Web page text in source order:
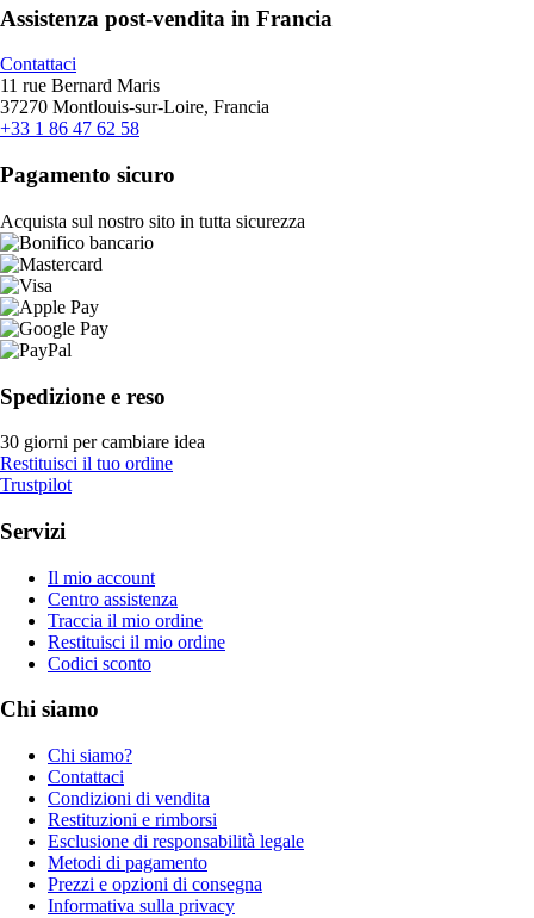
Assistenza post-vendita in Francia
Contattaci
11 rue Bernard Maris
37270 Montlouis-sur-Loire, Francia
+33 1 86 47 62 58
Pagamento sicuro
Acquista sul nostro sito in tutta sicurezza
Spedizione e reso
30 giorni per cambiare idea
Restituisci il tuo ordine
Trustpilot
Servizi
Il mio account
Centro assistenza
Traccia il mio ordine
Restituisci il mio ordine
Codici sconto
Chi siamo
Chi siamo?
Contattaci
Condizioni di vendita
Restituzioni e rimborsi
Esclusione di responsabilità legale
Metodi di pagamento
Prezzi e opzioni di consegna
Informativa sulla privacy